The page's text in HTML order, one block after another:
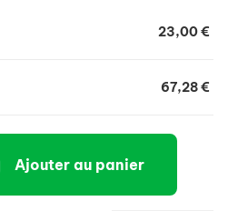
& Chondroïtine sulfate :
gras Oméga-6 : favorise
saine et d'un pelage
23,00 €
67,28 €
Ajouter au panier